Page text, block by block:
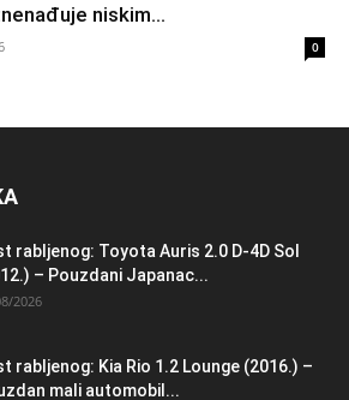
niskim...
0
rabljenog: Toyota Auris 2.0 D-4D Sol
– Pouzdani Japanac...
2026
rabljenog: Kia Rio 1.2 Lounge (2016.) –
mali automobil...